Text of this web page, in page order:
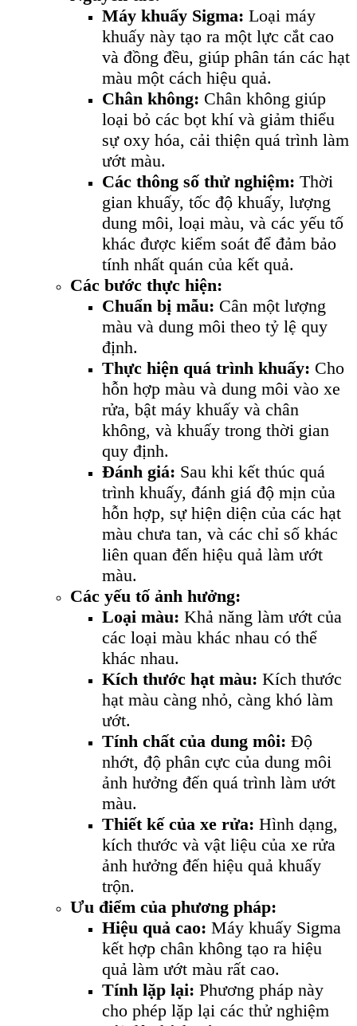
Máy khuấy Sigma: Loại máy
khuấy này tạo ra một lực cắt cao
và đồng đều, giúp phân tán các hạt
màu một cách hiệu quả.
Chân không: Chân không giúp
loại bỏ các bọt khí và giảm thiểu
sự oxy hóa, cải thiện quá trình làm
ướt màu.
Các thông số thử nghiệm: Thời
gian khuấy, tốc độ khuấy, lượng
dung môi, loại màu, và các yếu tố
khác được kiểm soát để đảm bảo
tính nhất quán của kết quả.
Các bước thực hiện:
Chuẩn bị mẫu: Cân một lượng
màu và dung môi theo tỷ lệ quy
định.
Thực hiện quá trình khuấy: Cho
hỗn hợp màu và dung môi vào xe
rửa, bật máy khuấy và chân
không, và khuấy trong thời gian
quy định.
Đánh giá: Sau khi kết thúc quá
trình khuấy, đánh giá độ mịn của
hỗn hợp, sự hiện diện của các hạt
màu chưa tan, và các chỉ số khác
liên quan đến hiệu quả làm ướt
màu.
Các yếu tố ảnh hưởng:
Loại màu: Khả năng làm ướt của
các loại màu khác nhau có thể
khác nhau.
Kích thước hạt màu: Kích thước
hạt màu càng nhỏ, càng khó làm
ướt.
Tính chất của dung môi: Độ
nhớt, độ phân cực của dung môi
ảnh hưởng đến quá trình làm ướt
màu.
Thiết kế của xe rửa: Hình dạng,
kích thước và vật liệu của xe rửa
ảnh hưởng đến hiệu quả khuấy
trộn.
Ưu điểm của phương pháp:
Hiệu quả cao: Máy khuấy Sigma
kết hợp chân không tạo ra hiệu
quả làm ướt màu rất cao.
Tính lặp lại: Phương pháp này
cho phép lặp lại các thử nghiệm